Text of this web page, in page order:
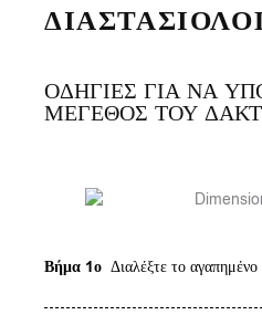
ΟΔΗΓΙΕΣ ΓΙΑ ΝΑ
ΜΕΓΕΘΟΣ ΤΟΥ
Βήμα 1ο Διαλέξτε το αγαπημένο